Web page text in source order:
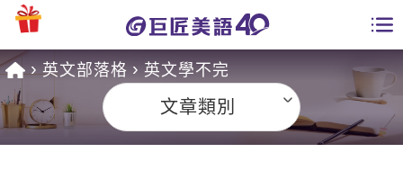
課程總覽
學員專區
英文部落格 英文學不完
文章類別